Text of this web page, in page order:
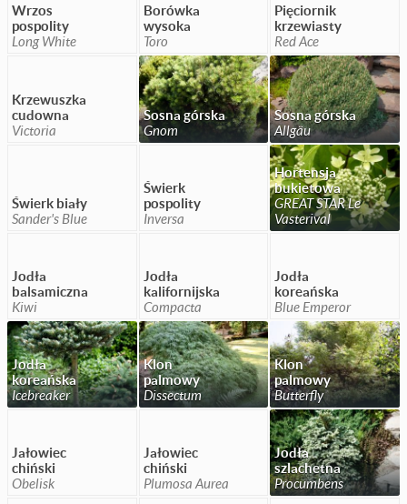
Wrzos
pospolity
Long White
Borówka
wysoka
Toro
Pięciornik
krzewiasty
Red Ace
Krzewuszka
cudowna
Victoria
Sosna górska
Gnom
Sosna górska
Allgäu
Świerk biały
Sander's Blue
Świerk
pospolity
Inversa
Hortensja
bukietowa
GREAT STAR Le
Vasterival
Jodła
balsamiczna
Kiwi
Jodła
kalifornijska
Compacta
Jodła
koreańska
Blue Emperor
Jodła
koreańska
Icebreaker
Klon
palmowy
Dissectum
Klon
palmowy
Butterfly
Jałowiec
chiński
Obelisk
Jałowiec
chiński
Plumosa Aurea
Jodła
szlachetna
Procumbens